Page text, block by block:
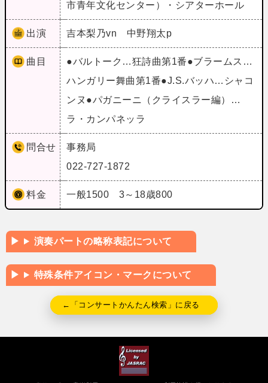
市青年文化センター）・シアターホール
出演 吉本梨乃vn 中野翔太p
曲目
●バルトーク…狂詩曲第1番●ブラームス…
ハンガリー舞曲第1番●J.S.バッハ…シャコ
ンヌ●パガニーニ（クライスラー編）…
ラ・カンパネッラ
問合せ
事務局
022-727-1872
料金 一般1500 3～18歳800
演奏パートの略称表記について
特殊条件アイコン・マークについて
←「コンサートかんたん検索」に戻る